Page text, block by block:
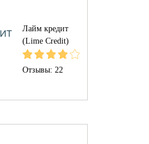
Лайм кредит
(Lime Credit)
Отзывы: 22